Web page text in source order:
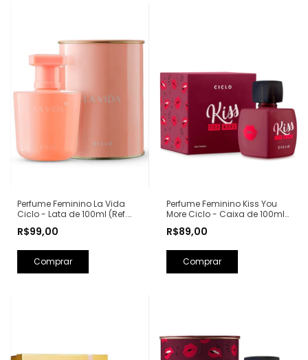
Perfume Feminino La Vida
Ciclo - Lata de 100ml (Ref.
Lancôme)
R$99,00
Perfume Feminino Kiss You
More Ciclo - Caixa de 100ml
Laurent)
R$89,00